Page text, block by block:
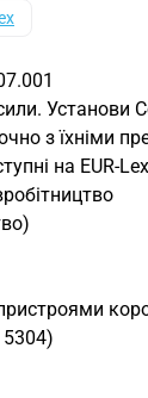
Установи
з їхніми
на EUR-